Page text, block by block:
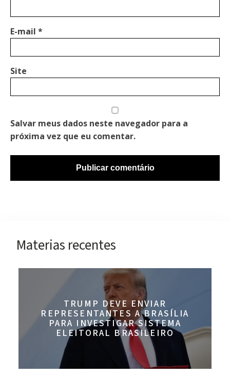
E-mail *
Site
Salvar meus dados neste navegador para a
próxima vez que eu comentar.
Materias recentes
TRUMP DEVE ENVIAR
REPRESENTANTES A BRASÍLIA
PARA INVESTIGAR SISTEMA
ELEITORAL BRASILEIRO